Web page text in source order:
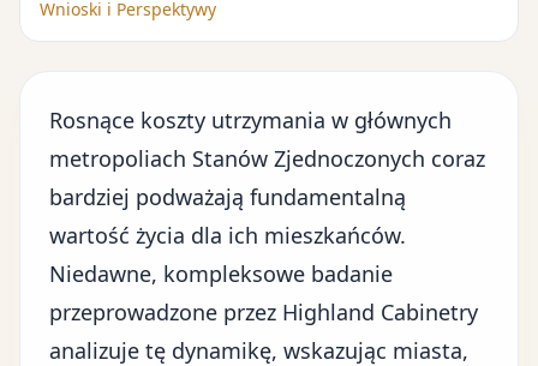
Wnioski i Perspektywy
Rosnące koszty utrzymania w głównych
metropoliach Stanów Zjednoczonych coraz
bardziej podważają fundamentalną
wartość życia dla ich mieszkańców.
Niedawne, kompleksowe badanie
przeprowadzone przez Highland Cabinetry
analizuje tę dynamikę, wskazując miasta,